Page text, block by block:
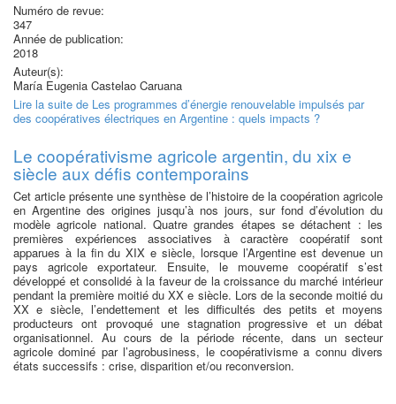
Numéro de revue:
347
Année de publication:
2018
Auteur(s):
María Eugenia Castelao Caruana
Lire la suite de Les programmes d’énergie renouvelable impulsés par
des coopératives électriques en Argentine : quels impacts ?
Le coopérativisme agricole argentin, du xix e
siècle aux défis contemporains
Cet article présente une synthèse de l’histoire de la coopération agricole
en Argentine des origines jusqu’à nos jours, sur fond d’évolution du
modèle agricole national. Quatre grandes étapes se détachent : les
premières expériences associatives à caractère coopératif sont
apparues à la fin du XIX e siècle, lorsque l’Argentine est devenue un
pays agricole exportateur. Ensuite, le mouveme coopératif s’est
développé et consolidé à la faveur de la croissance du marché intérieur
pendant la première moitié du XX e siècle. Lors de la seconde moitié du
XX e siècle, l’endettement et les difficultés des petits et moyens
producteurs ont provoqué une stagnation progressive et un débat
organisationnel. Au cours de la période récente, dans un secteur
agricole dominé par l’agrobusiness, le coopérativisme a connu divers
états successifs : crise, disparition et/ou reconversion.